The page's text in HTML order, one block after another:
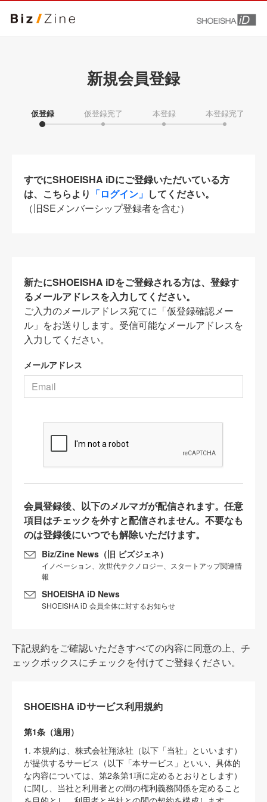
新規会員登録
仮登録 仮登録完了 本登録 本登録完了
すでにSHOEISHA iDにご登録いただいている方
は、こちらより 「ログイン」 してください。
（旧SEメンバーシップ登録者を含む）
新たにSHOEISHA iDをご登録される方は、登録す
るメールアドレスを入力してください。
ご入力のメールアドレス宛てに「仮登録確認メー
ル」をお送りします。受信可能なメールアドレスを
入力してください。
メールアドレス
会員登録後、以下のメルマガが配信されます。任意
項目はチェックを外すと配信されません。不要なも
のは登録後にいつでも解除いただけます。
Biz/Zine News（旧 ビズジェネ）
イノベーション、次世代テクノロジー、スタートアップ関連情
報
SHOEISHA iD News
SHOEISHA iD 会員全体に対するお知らせ
下記規約をご確認いただきすべての内容に同意の上、チ
ェックボックスにチェックを付けてご登録ください。
SHOEISHA iDサービス利用規約
第1条（適用）
1. 本規約は、株式会社翔泳社（以下「当社」といいます）
が提供するサービス（以下「本サービス」といい、具体的
な内容については、第2条第1項に定めるとおりとします）
に関し、当社と利用者との間の権利義務関係を定めること